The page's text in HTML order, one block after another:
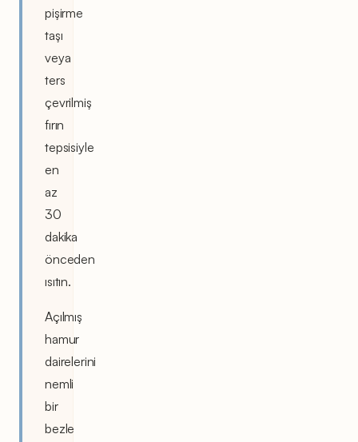
pişirme
taşı
veya
ters
çevrilmiş
fırın
tepsisiyle
en
az
30
dakika
önceden
ısıtın.
Açılmış
hamur
dairelerini
nemli
bir
bezle